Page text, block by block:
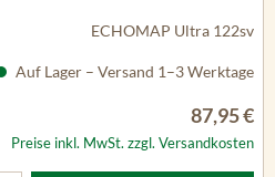
ECHOMAP Ultra 122sv
Auf Lager – Versand 1–3 Werktage
87,95 €
Preise inkl. MwSt. zzgl. Versandkosten